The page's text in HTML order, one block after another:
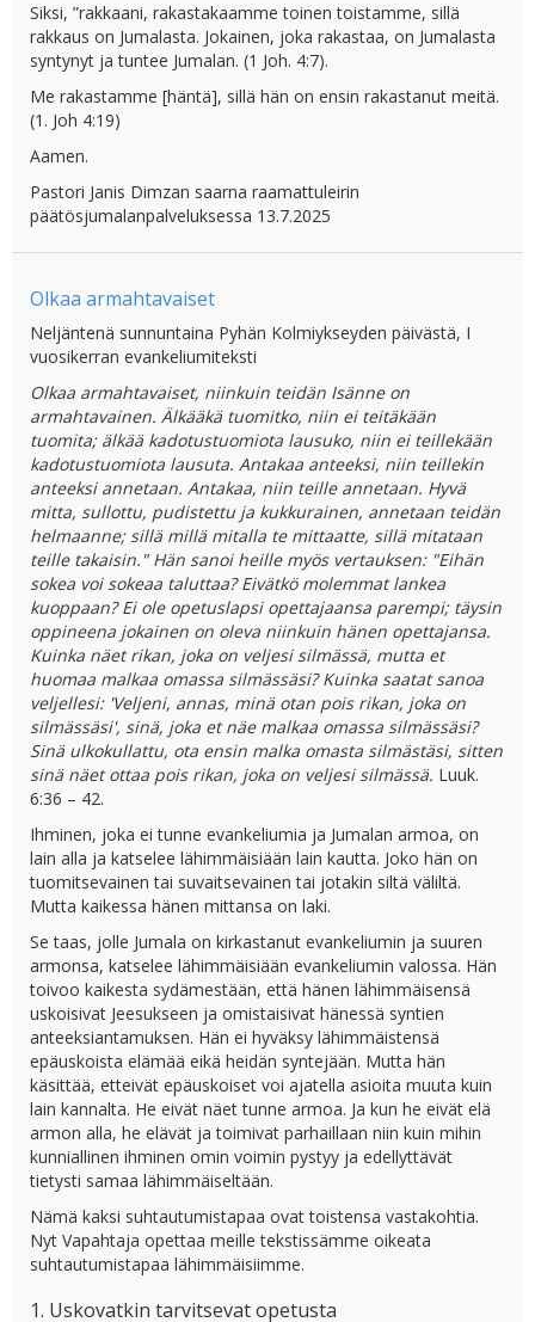
Siksi, ”rakkaani, rakastakaamme toinen toistamme, sillä
rakkaus on Jumalasta. Jokainen, joka rakastaa, on Jumalasta
syntynyt ja tuntee Jumalan. (1 Joh. 4:7).
Me rakastamme [häntä], sillä hän on ensin rakastanut meitä.
(1. Joh 4:19)
Aamen.
Pastori Janis Dimzan saarna raamattuleirin
päätösjumalanpalveluksessa 13.7.2025
Olkaa armahtavaiset
Neljäntenä sunnuntaina Pyhän Kolmiykseyden päivästä, I
vuosikerran evankeliumiteksti
Olkaa armahtavaiset, niinkuin teidän Isänne on
armahtavainen. Älkääkä tuomitko, niin ei teitäkään
tuomita; älkää kadotustuomiota lausuko, niin ei teillekään
kadotustuomiota lausuta. Antakaa anteeksi, niin teillekin
anteeksi annetaan. Antakaa, niin teille annetaan. Hyvä
mitta, sullottu, pudistettu ja kukkurainen, annetaan teidän
helmaanne; sillä millä mitalla te mittaatte, sillä mitataan
teille takaisin." Hän sanoi heille myös vertauksen: "Eihän
sokea voi sokeaa taluttaa? Eivätkö molemmat lankea
kuoppaan? Ei ole opetuslapsi opettajaansa parempi; täysin
oppineena jokainen on oleva niinkuin hänen opettajansa.
Kuinka näet rikan, joka on veljesi silmässä, mutta et
huomaa malkaa omassa silmässäsi? Kuinka saatat sanoa
veljellesi: 'Veljeni, annas, minä otan pois rikan, joka on
silmässäsi', sinä, joka et näe malkaa omassa silmässäsi?
Sinä ulkokullattu, ota ensin malka omasta silmästäsi, sitten
sinä näet ottaa pois rikan, joka on veljesi silmässä. Luuk.
6:36 – 42.
Ihminen, joka ei tunne evankeliumia ja Jumalan armoa, on
lain alla ja katselee lähimmäisiään lain kautta. Joko hän on
tuomitsevainen tai suvaitsevainen tai jotakin siltä väliltä.
Mutta kaikessa hänen mittansa on laki.
Se taas, jolle Jumala on kirkastanut evankeliumin ja suuren
armonsa, katselee lähimmäisiään evankeliumin valossa. Hän
toivoo kaikesta sydämestään, että hänen lähimmäisensä
uskoisivat Jeesukseen ja omistaisivat hänessä syntien
anteeksiantamuksen. Hän ei hyväksy lähimmäistensä
epäuskoista elämää eikä heidän syntejään. Mutta hän
käsittää, etteivät epäuskoiset voi ajatella asioita muuta kuin
lain kannalta. He eivät näet tunne armoa. Ja kun he eivät elä
armon alla, he elävät ja toimivat parhaillaan niin kuin mihin
kunniallinen ihminen omin voimin pystyy ja edellyttävät
tietysti samaa lähimmäiseltään.
Nämä kaksi suhtautumistapaa ovat toistensa vastakohtia.
Nyt Vapahtaja opettaa meille tekstissämme oikeata
suhtautumistapaa lähimmäisiimme.
1. Uskovatkin tarvitsevat opetusta